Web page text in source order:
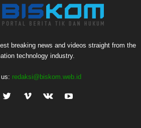
breaking news and videos straight from the
technology industry.
redaksi@biskom.web.id